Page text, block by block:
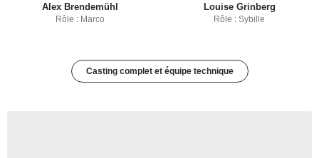
Alex Brendemühl
Rôle : Marco
Louise Grinberg
Rôle : Sybille
Casting complet et équipe technique